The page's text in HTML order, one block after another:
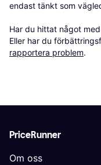
endast tänkt som
Har du hittat något
Eller har du
rapportera problem.
PriceRunner
Om oss